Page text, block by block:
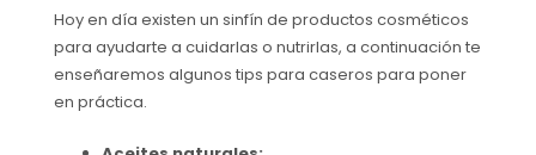
Hoy en día existen un sinfín de productos cosméticos
para ayudarte a cuidarlas o nutrirlas, a continuación te
enseñaremos algunos tips para caseros para poner
en práctica.